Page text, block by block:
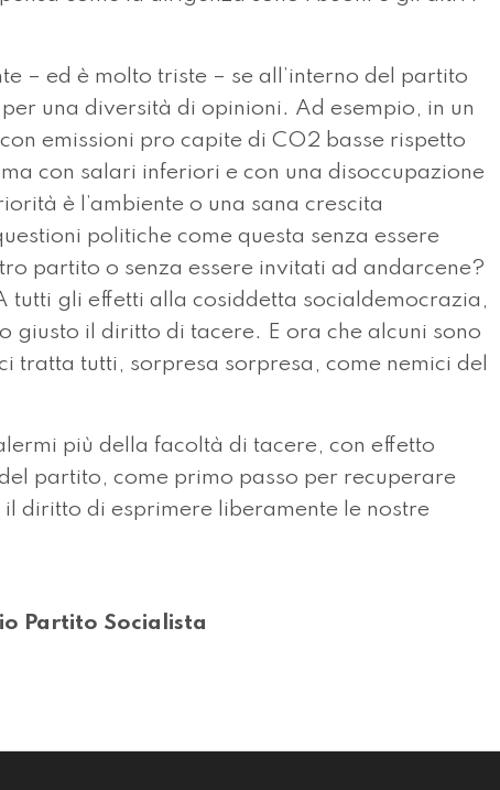
– ed è molto triste – se all’interno del partito
una diversità di opinioni. Ad esempio, in un
emissioni pro capite di CO2 basse rispetto
con salari inferiori e con una disoccupazione
è l’ambiente o una sana crescita
politiche come questa senza essere
partito o senza essere invitati ad andarcene?
tutti gli effetti alla cosiddetta socialdemocrazia,
giusto il diritto di tacere. E ora che alcuni sono
tratta tutti, sorpresa sorpresa, come nemici del
più della facoltà di tacere, con effetto
partito, come primo passo per recuperare
diritto di esprimere liberamente le nostre
Partito Socialista